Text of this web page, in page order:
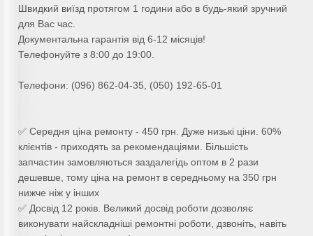
Швидкий виїзд протягом 1 години або в будь-який зручний
для Вас час.
Документальна гарантія від 6-12 місяців!
Телефонуйте з 8:00 до 19:00.
Телефони: (096) 862-04-35, (050) 192-65-01
✅ Середня ціна ремонту - 450 грн. Дуже низькі ціни. 60%
клієнтів - приходять за рекомендаціями. Більшість
запчастин замовляються заздалегідь оптом в 2 рази
дешевше, тому ціна на ремонт в середньому на 350 грн
нижче ніж у інших
✅ Досвід 12 років. Великий досвід роботи дозволяє
виконувати найскладніші ремонтні роботи, дзвоніть, навіть